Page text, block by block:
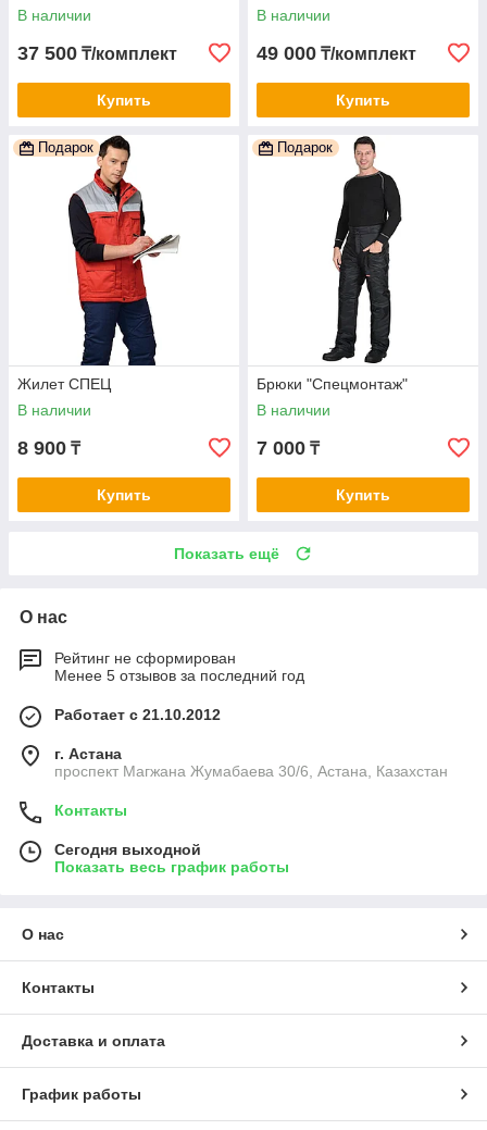
В наличии
37 500 ₸/комплект
Купить
В наличии
49 000 ₸/комплект
Купить
Подарок
Жилет СПЕЦ
В наличии
8 900 ₸
Купить
Подарок
Брюки "Спецмонтаж"
В наличии
7 000 ₸
Купить
Показать ещё
О нас
Рейтинг не сформирован
Менее 5 отзывов за последний год
Работает с 21.10.2012
г. Астана
проспект Магжана Жумабаева 30/6, Астана, Казахстан
Контакты
Сегодня выходной
Показать весь график работы
О нас
Контакты
Доставка и оплата
График работы